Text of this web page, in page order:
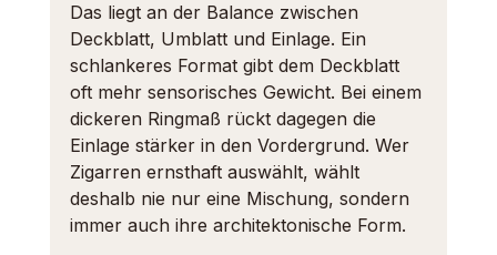
Das liegt an der Balance zwischen
Deckblatt, Umblatt und Einlage. Ein
schlankeres Format gibt dem Deckblatt
oft mehr sensorisches Gewicht. Bei einem
dickeren Ringmaß rückt dagegen die
Einlage stärker in den Vordergrund. Wer
Zigarren ernsthaft auswählt, wählt
deshalb nie nur eine Mischung, sondern
immer auch ihre architektonische Form.